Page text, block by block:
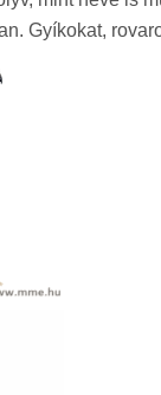
Gyíkokat,